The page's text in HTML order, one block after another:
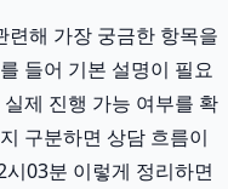
해 가장 궁금한 항목을
들어 기본 설명이 필요
제 진행 가능 여부를 확
구분하면 상담 흐름이
03분 이렇게 정리하면